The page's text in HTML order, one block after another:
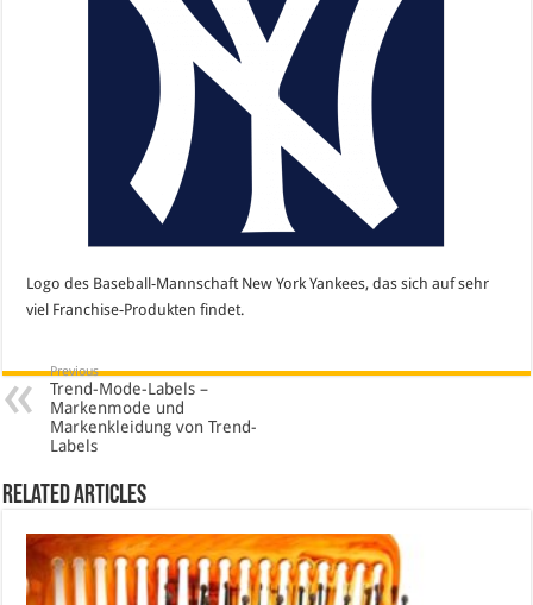
Logo des Baseball-Mannschaft New York Yankees, das sich auf sehr
viel Franchise-Produkten findet.
Previous
Trend-Mode-Labels –
Markenmode und
Markenkleidung von Trend-
Labels
Related Articles